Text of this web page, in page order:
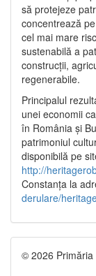
să protejeze
concentrează
cel mai mare
sustenabilă a
construcții,
regenerabile.
Principalul
unei economii
în România și
patrimoniul
disponibilă pe
http://
Constanța la
derulare/
© 2026 Primăria